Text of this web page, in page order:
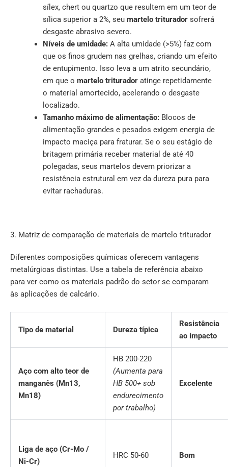
sílex, chert ou quartzo que resultem em um teor de
sílica superior a 2%, seu martelo trituradorsofrerá
desgaste abrasivo severo.
Níveis de umidade:A alta umidade (>5%) faz com
que os finos grudem nas grelhas, criando um efeito
de entupimento. Isso leva a um atrito secundário,
em que o martelo trituradoratinge repetidamente
o material amortecido, acelerando o desgaste
localizado.
Tamanho máximo de alimentação:Blocos de
alimentação grandes e pesados exigem energia de
impacto maciça para fraturar. Se o seu estágio de
britagem primária receber material de até 40
polegadas, seus martelos devem priorizar a
resistência estrutural em vez da dureza pura para
evitar rachaduras.
3. Matriz de comparação de materiais de martelo triturador
Diferentes composições químicas oferecem vantagens
metalúrgicas distintas. Use a tabela de referência abaixo
para ver como os materiais padrão do setor se comparam
às aplicações de calcário.
Tipo de material Dureza típica
Resistência
ao impacto
Aço com alto teor de
manganês (Mn13,
Mn18)
HB 200-220
(Aumenta para
HB 500+ sob
endurecimento
por trabalho)
Excelente
Liga de aço (Cr-Mo /
Ni-Cr)
HRC 50-60 Bom